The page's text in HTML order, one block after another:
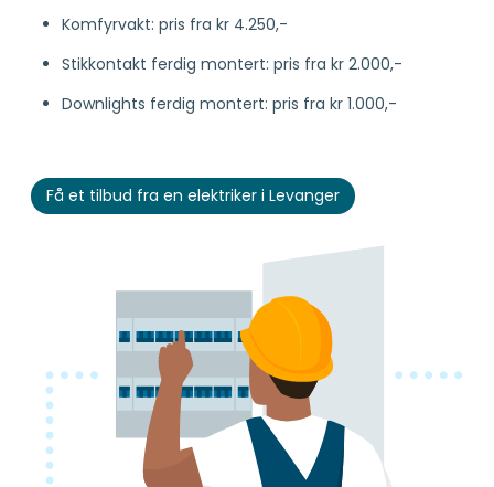
Komfyrvakt: pris fra kr 4.250,-
Stikkontakt ferdig montert: pris fra kr 2.000,-
Downlights ferdig montert: pris fra kr 1.000,-
Få et tilbud fra en elektriker i Levanger